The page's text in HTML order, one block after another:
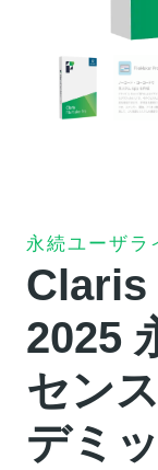
永続ユーザラ
Claris
2025
セン
デミ